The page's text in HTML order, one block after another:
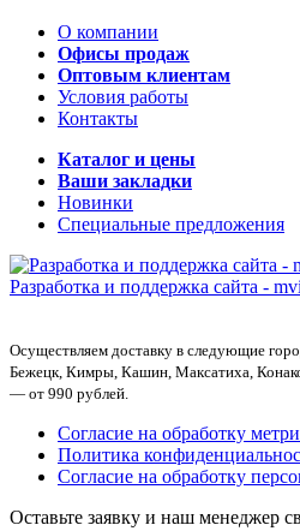
О компании
Офисы продаж
Оптовым клиентам
Условия работы
Контакты
Каталог и цены
Ваши закладки
Новинки
Специальные предложения
Разработка и поддержка сайта -
Осуществляем доставку в следующие
Бежецк, Кимры, Кашин, Максатиха,
— от 990 рублей.
Согласие на обработку
Политика
Согласие на обработку
Оставьте заявку и наш менеджер